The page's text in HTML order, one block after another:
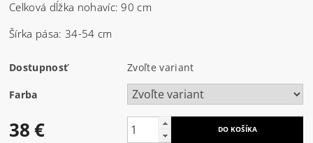
Celková dĺžka nohavíc: 90 cm
Šírka pása: 34-54 cm
Dostupnosť Zvoľte variant
Farba
38 €